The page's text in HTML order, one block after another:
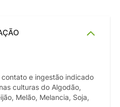
e ingestão indicado
culturas do Algodão,
Melão, Melancia, Soja,